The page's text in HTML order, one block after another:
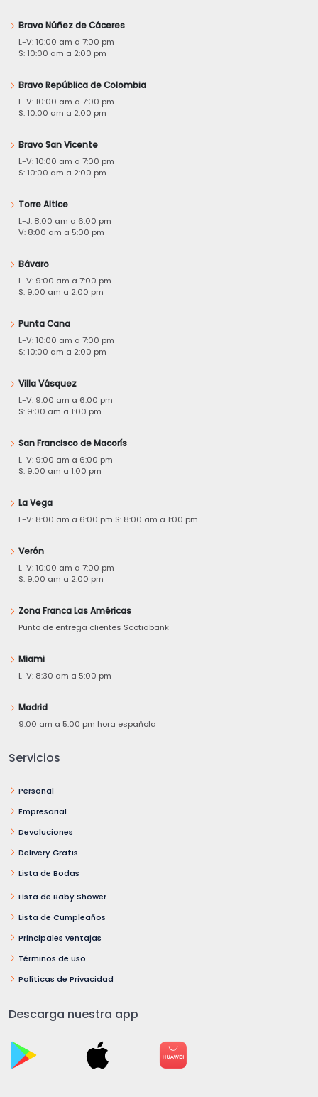
Bravo Núñez de Cáceres
L-V: 10:00 am a 7:00 pm
S: 10:00 am a 2:00 pm
Bravo República de Colombia
L-V: 10:00 am a 7:00 pm
S: 10:00 am a 2:00 pm
Bravo San Vicente
L-V: 10:00 am a 7:00 pm
S: 10:00 am a 2:00 pm
Torre Altice
L-J: 8:00 am a 6:00 pm
V: 8:00 am a 5:00 pm
Bávaro
L-V: 9:00 am a 7:00 pm
S: 9:00 am a 2:00 pm
Punta Cana
L-V: 10:00 am a 7:00 pm
S: 10:00 am a 2:00 pm
Villa Vásquez
L-V: 9:00 am a 6:00 pm
S: 9:00 am a 1:00 pm
San Francisco de Macorís
L-V: 9:00 am a 6:00 pm
S: 9:00 am a 1:00 pm
La Vega
L-V: 8:00 am a 6:00 pm S: 8:00 am a 1:00 pm
Verón
L-V: 10:00 am a 7:00 pm
S: 9:00 am a 2:00 pm
Zona Franca Las Américas
Punto de entrega clientes Scotiabank
Miami
L-V: 8:30 am a 5:00 pm
Madrid
9:00 am a 5:00 pm hora española
Servicios
Personal
Empresarial
Devoluciones
Delivery Gratis
Lista de Bodas
Lista de Baby Shower
Lista de Cumpleaños
Principales ventajas
Términos de uso
Políticas de Privacidad
Descarga nuestra app